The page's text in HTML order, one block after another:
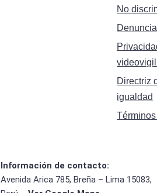
No
Directriz
igualdad
Información de contacto:
Avenida Arica 785, Breña – Lima 15083,